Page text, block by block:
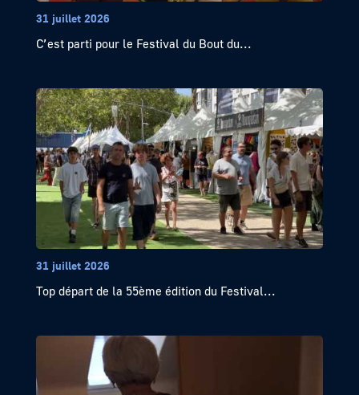
31 juillet 2026
C’est parti pour le Festival du Bout du...
31 juillet 2026
Top départ de la 55ème édition du Festival...